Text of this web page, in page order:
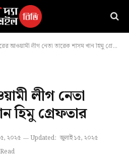
আওয়ামী লীগ নেতা তারেক শাসম খান হিমু গ্রেফতার
লীগ নেতা
হিমু গ্রেফতার
২০২৫ Updated: জুলাই ১৫, ২০২৫